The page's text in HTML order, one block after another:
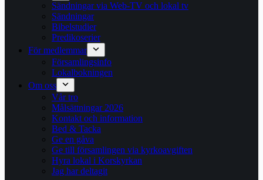
Sändningar via Web-TV och lokal tv
Sändningar
Bibelstudier
Predikoserier
För medlemmar
Församlingsinfo
Lokalbokningen
Om oss
Vår tro
Målsättningar 2026
Kontakt och information
Bed & Tacka
Ge en gåva
Ge till församlingen via kyrkoavgiften
Hyra lokal i Korskyrkan
Jag har deltagit